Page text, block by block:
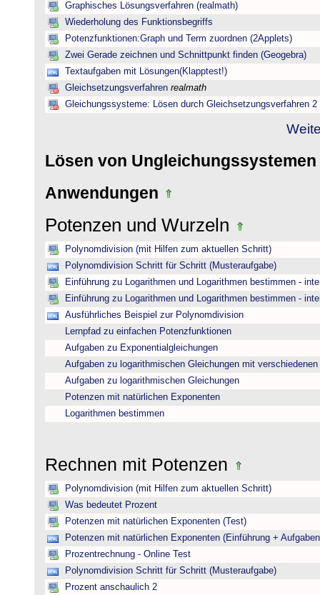
Graphisches Lösungsverfahren (realmath)
Wiederholung des Funktionsbegriffs
Potenzfunktionen:Graph und Term zuordnen (2Applets)
Zwei Gerade zeichnen und Schnittpunkt finden (Geogebra)
Textaufgaben mit Lösungen(Klapptest!)
Gleichsetzungsverfahren realmath
Gleichungssysteme: Lösen durch Gleichsetzungsverfahren 2
Lösen von Ungleichungssystemen
Anwendungen
Potenzen und Wurzeln
Polynomdivision (mit Hilfen zum aktuellen Schritt)
Polynomdivision Schritt für Schritt (Musteraufgabe)
Einführung zu Logarithmen und Logarithmen bestimmen -
Einführung zu Logarithmen und Logarithmen bestimmen -
Ausführliches Beispiel zur Polynomdivision
Lernpfad zu einfachen Potenzfunktionen
Aufgaben zu Exponentialgleichungen
Aufgaben zu logarithmischen Gleichungen mit verschiedenen
Aufgaben zu logarithmischen Gleichungen
Potenzen mit natürlichen Exponenten
Logarithmen bestimmen
Rechnen mit Potenzen
Polynomdivision (mit Hilfen zum aktuellen Schritt)
Was bedeutet Prozent
Potenzen mit natürlichen Exponenten (Test)
Potenzen mit natürlichen Exponenten (Einführung +
Prozentrechnung - Online Test
Polynomdivision Schritt für Schritt (Musteraufgabe)
Prozent anschaulich 2